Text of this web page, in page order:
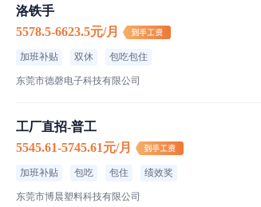
菜品特色
住宿标准
工厂信息
中固家具制造
1-100人｜私营·民营企业｜家居/室内设计/装潢
洛铁手
5578.5-6623.5元/月
加班补贴 双休 包吃包住
东莞市德磬电子科技有限公司
工厂直招-普工
5545.61-5745.61元/月
加班补贴 包吃 包住 绩效奖
东莞市博晨塑料科技有限公司